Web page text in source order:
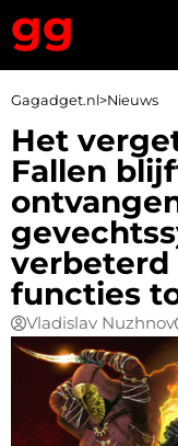
Gagadget.nl>Nieuws
Het
Fallen
verbeterd
functies
Vladislav Nuzhnov